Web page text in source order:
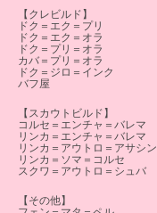
【クレビルド】
ドク＝エク＝プリ
ドク＝エク＝オラ
ドク＝プリ＝オラ
カバ＝プリ＝オラ
ドク＝ジロ＝インク
バフ屋
【スカウトビルド】
コルセ＝エンチャ＝バレマ
リンカ＝エンチャ＝バレマ
リンカ＝アウトロ＝アサシン
リンカ＝ソマ＝コルセ
スクワ＝アウトロ＝シュバ
【その他】